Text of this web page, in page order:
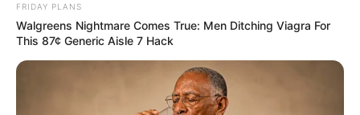
FRIDAY PLANS
Walgreens Nightmare Comes True: Men Ditching Viagra For
This 87¢ Generic Aisle 7 Hack